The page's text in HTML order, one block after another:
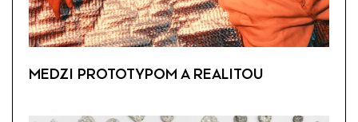
MEDZI PROTOTYPOM A REALITOU